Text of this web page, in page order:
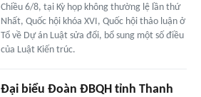
Chiều 6/8, tại Kỳ họp không thường lệ lần thứ
Nhất, Quốc hội khóa XVI, Quốc hội thảo luận ở
Tổ về Dự án Luật sửa đổi, bổ sung một số điều
của Luật Kiến trúc.
Đại biểu Đoàn ĐBQH tỉnh Thanh